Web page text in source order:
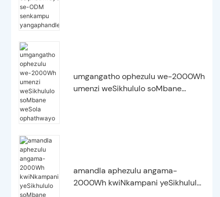
umgangatho ophezulu we-2000Wh
umenzi weSikhululo soMbane
amandla aphezulu angama-
2000Wh kwiNkampani yeSikhululo